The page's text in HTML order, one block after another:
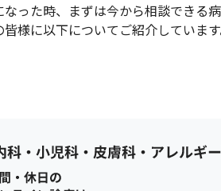
った時、まずは今から相談できる
様に以下についてご紹介しています